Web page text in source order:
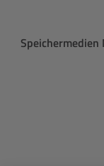
Produktgalerie
Speichermedien